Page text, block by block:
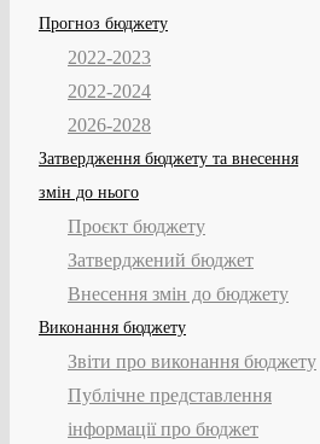
Прогноз бюджету
2022-2023
2022-2024
2026-2028
Затвердження бюджету та внесення
змін до нього
Проєкт бюджету
Затверджений бюджет
Внесення змін до бюджету
Виконання бюджету
Звіти про виконання бюджету
Публічне представлення
інформації про бюджет